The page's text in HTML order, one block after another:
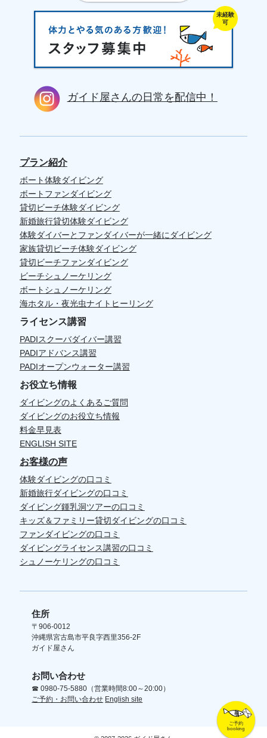
ご予約
booking
未経験
可
ガイド屋さんの日常を配信中！
プラン紹介
ボート体験ダイビング
ボートファンダイビング
貸切ビーチ体験ダイビング
新婚旅行貸切体験ダイビング
体験ダイバーとファンダイバーが一緒にダイビング
家族貸切ビーチ体験ダイビング
貸切ビーチファンダイビング
ビーチシュノーケリング
ボートシュノーケリング
海ホタル・夜光虫ナイトヒーリング
ライセンス講習
PADIスクーバダイバー講習
PADIアドバンス講習
PADIオープンウォーター講習
お役立ち情報
ダイビングのよくあるご質問
ダイビングのお役立ち情報
料金早見表
ENGLISH SITE
お客様の声
体験ダイビングの口コミ
新婚旅行ダイビングの口コミ
ダイビング鍾乳洞ツアーの口コミ
キッズ＆ファミリー貸切ダイビングの口コミ
ファンダイビングの口コミ
ダイビングライセンス講習の口コミ
シュノーケリングの口コミ
住所
〒906-0012
沖縄県宮古島市平良字西里356-2F
ガイド屋さん
お問い合わせ
☎0980-75-5880 （営業時間8:00～20:00）
ご予約・お問い合わせ English site